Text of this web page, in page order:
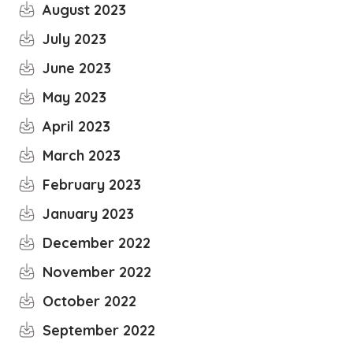
August 2023
July 2023
June 2023
May 2023
April 2023
March 2023
February 2023
January 2023
December 2022
November 2022
October 2022
September 2022